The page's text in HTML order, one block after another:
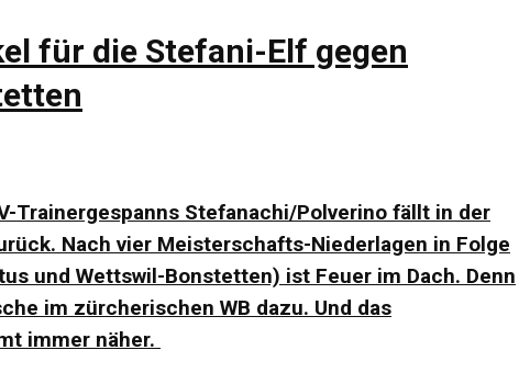
für die Stefani-Elf gegen
Trainergespanns Stefanachi/Polverino fällt in der
Nach vier Meisterschafts-Niederlagen in Folge
und Wettswil-Bonstetten) ist Feuer im Dach. Denn
im zürcherischen WB dazu. Und das
immer näher.